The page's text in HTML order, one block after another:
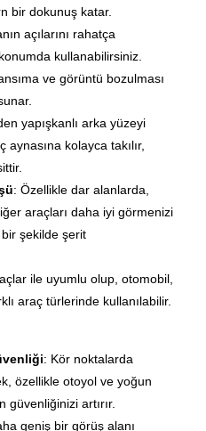
bir dokunuş katar.
açılarını rahatça
kullanabilirsiniz.
ve görüntü bozulması
yapışkanlı arka yüzeyi
kolayca takılır,
: Özellikle dar alanlarda,
araçları daha iyi görmenizi
şekilde şerit
ile uyumlu olup, otomobil,
araç türlerinde kullanılabilir.
: Kör noktalarda
özellikle otoyol ve yoğun
artırır.
geniş bir görüş alanı